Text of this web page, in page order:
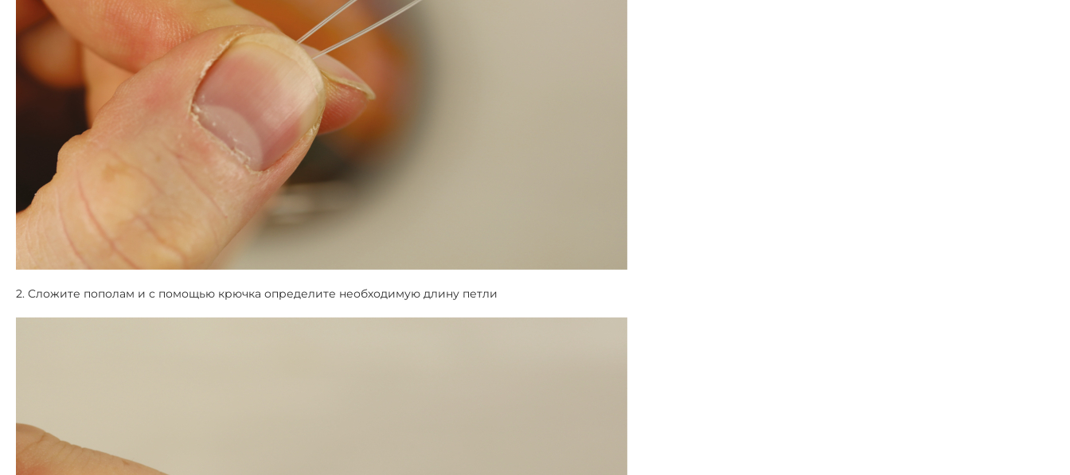
2. Cложите пополам и с помощью крючка определите необходимую длину петли